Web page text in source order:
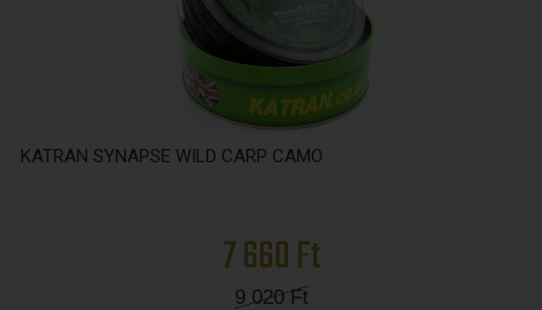
KATRAN SYNAPSE WILD CARP CAMO
7 660 Ft
9 020Ft